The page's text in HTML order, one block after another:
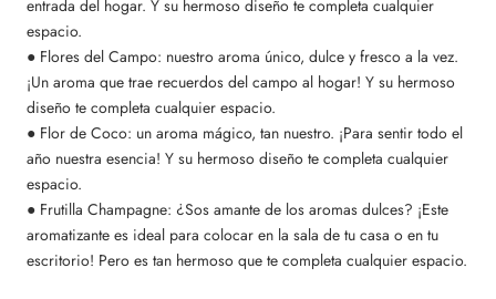
entrada del hogar. Y su hermoso diseño te completa cualquier
espacio.
● Flores del Campo: nuestro aroma único, dulce y fresco a la vez.
¡Un aroma que trae recuerdos del campo al hogar! Y su hermoso
diseño te completa cualquier espacio.
● Flor de Coco: un aroma mágico, tan nuestro. ¡Para sentir todo el
año nuestra esencia! Y su hermoso diseño te completa cualquier
espacio.
● Frutilla Champagne: ¿Sos amante de los aromas dulces? ¡Este
aromatizante es ideal para colocar en la sala de tu casa o en tu
escritorio! Pero es tan hermoso que te completa cualquier espacio.